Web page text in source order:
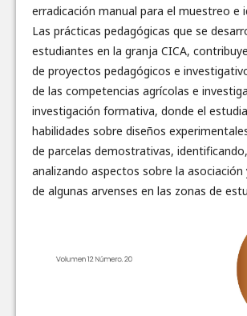
erradicación manual para el muestreo e
Las prácticas pedagógicas que se
estudiantes en la granja CICA,
de proyectos pedagógicos e
de las competencias agrícolas e
investigación formativa, donde el
habilidades sobre diseños
de parcelas demostrativas,
analizando aspectos sobre la asociación
de algunas arvenses en las zonas de